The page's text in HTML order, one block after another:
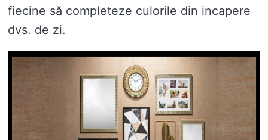
fiecine să completeze culorile din incapere
dvs. de zi.